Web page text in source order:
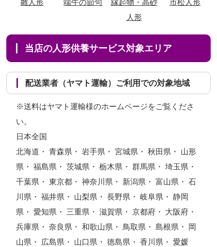
雛人形 端午の節句
縁起物・高砂
人形
市松人形
当店の人形供養サービス対象エリア
配送業者（ヤマト運輸）ご利用での対象地域
※送料はヤマト運輸様のホームページをご覧くださ
い。
日本全国
北海道・ 青森県・ 岩手県・ 宮城県・ 秋田県・ 山形
県・ 福島県・ 茨城県・ 栃木県・ 群馬県・ 埼玉県・
千葉県・ 東京都・ 神奈川県・ 新潟県・ 富山県・ 石
川県・ 福井県・ 山梨県・ 長野県・ 岐阜県・ 静岡
県・ 愛知県・ 三重県・ 滋賀県・ 京都府・ 大阪府・
兵庫県・ 奈良県・ 和歌山県・ 鳥取県・ 島根県・ 岡
山県・ 広島県・ 山口県・ 徳島県・ 香川県・ 愛媛